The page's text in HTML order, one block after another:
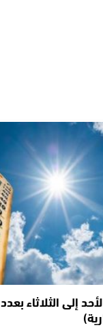
إلى الثلاثاء